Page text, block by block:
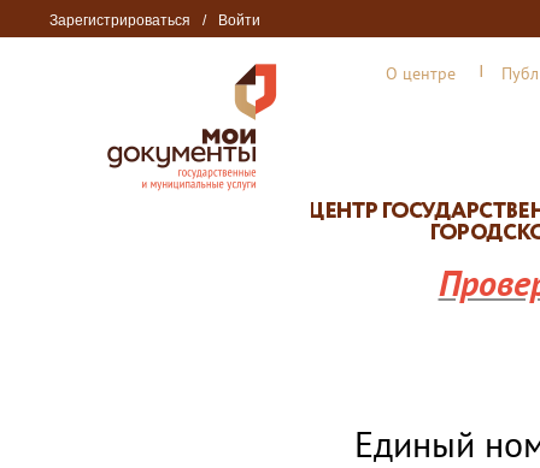
Зарегистрироваться / Войти
О центре
Единый